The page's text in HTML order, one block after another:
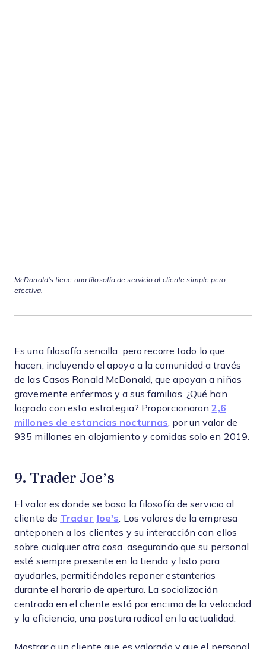
McDonald's tiene una filosofía de servicio al cliente simple pero
efectiva.
Es una filosofía sencilla, pero recorre todo lo que
hacen, incluyendo el apoyo a la comunidad a través
de las Casas Ronald McDonald, que apoyan a niños
gravemente enfermos y a sus familias. ¿Qué han
logrado con esta estrategia? Proporcionaron2,6
millones de estancias nocturnas , por un valor de
935 millones en alojamiento y comidas solo en 2019.
9. Trader Joe’s
El valor es donde se basa la filosofía de servicio al
cliente de Trader Joe's . Los valores de la empresa
anteponen a los clientes y su interacción con ellos
sobre cualquier otra cosa, asegurando que su personal
esté siempre presente en la tienda y listo para
ayudarles, permitiéndoles reponer estanterías
durante el horario de apertura. La socialización
centrada en el cliente está por encima de la velocidad
y la eficiencia, una postura radical en la actualidad.
Mostrar a un cliente que es valorado y que el personal